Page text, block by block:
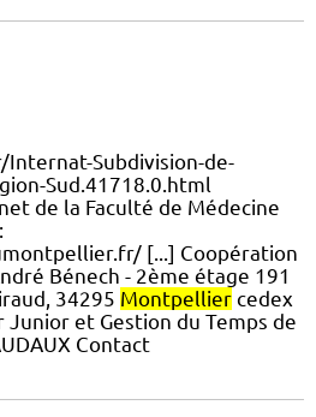
Subdivision-de-
Sud.41718.0.html
de la Faculté de Médecine
[...] Coopération
Bénech - 2ème étage 191
34295 Montpellier cedex
Junior et Gestion du Temps de
Contact